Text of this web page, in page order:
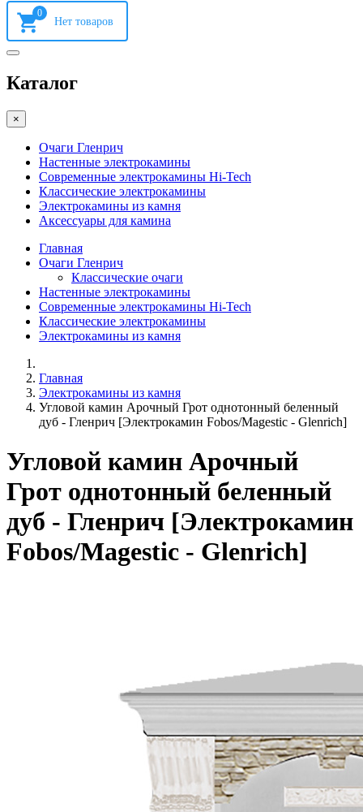
0
Каталог
×
Очаги Гленрич
Настенные электрокамины
Современные электрокамины Hi-Tech
Классические электрокамины
Электрокамины из камня
Аксессуары для камина
Главная
Очаги Гленрич
Классические очаги
Настенные электрокамины
Современные электрокамины Hi-Tech
Классические электрокамины
Электрокамины из камня
Главная
Электрокамины из камня
Угловой камин Арочный Грот однотонный беленный
дуб - Гленрич [Электрокамин Fobos/Magestic - Glenrich]
Угловой камин Арочный
Грот однотонный беленный
дуб - Гленрич [Электрокамин
Fobos/Magestic - Glenrich]